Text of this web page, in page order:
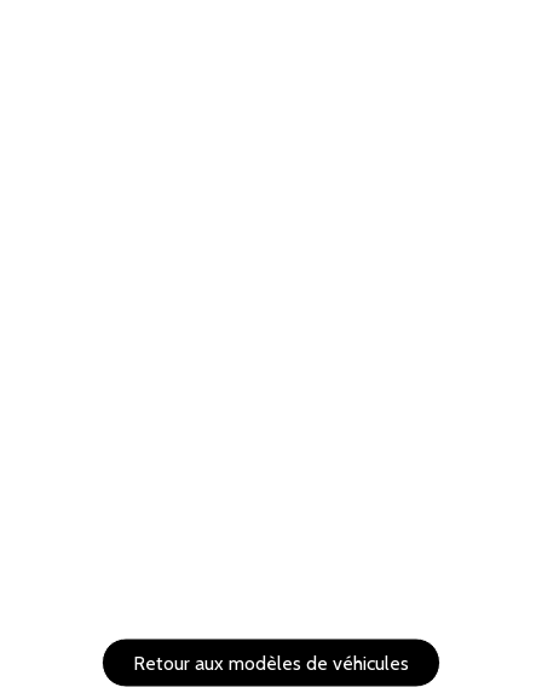
Retour aux modèles de véhicules
1. Fond 3. Texte 4. Aperçu